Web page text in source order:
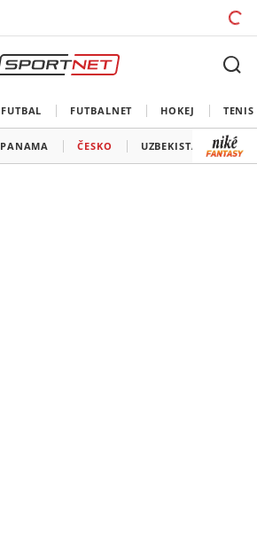
FUTBAL FUTBALNET HOKEJ TENIS
PANAMA ČESKO UZBEKISTAN